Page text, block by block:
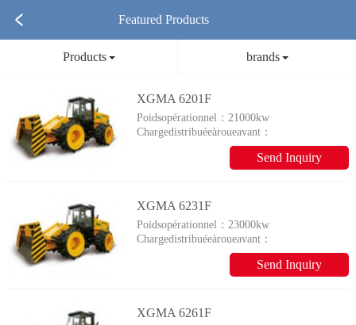
Featured Products
Products brands
XGMA 6201F
Poidsopérationnel：21000kw
Chargedistribuéeàroueavant：
Send Inquiry
XGMA 6231F
Poidsopérationnel：23000kw
Chargedistribuéeàroueavant：
Send Inquiry
XGMA 6261F